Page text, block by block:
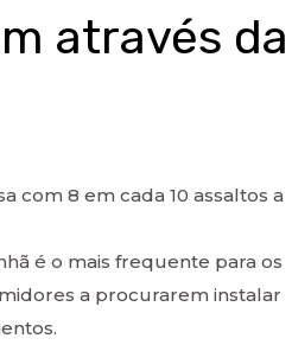
através da
com 8 em cada 10 assaltos a
é o mais frequente para os
a procurarem instalar